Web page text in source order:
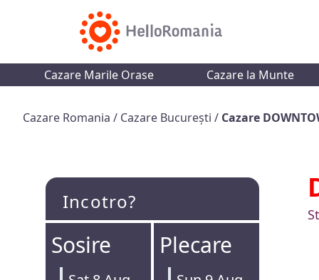
Cazare Marile Orase Cazare la Munte
Cazare Romania / Cazare București / Cazare
Incotro?
Sosire Plecare